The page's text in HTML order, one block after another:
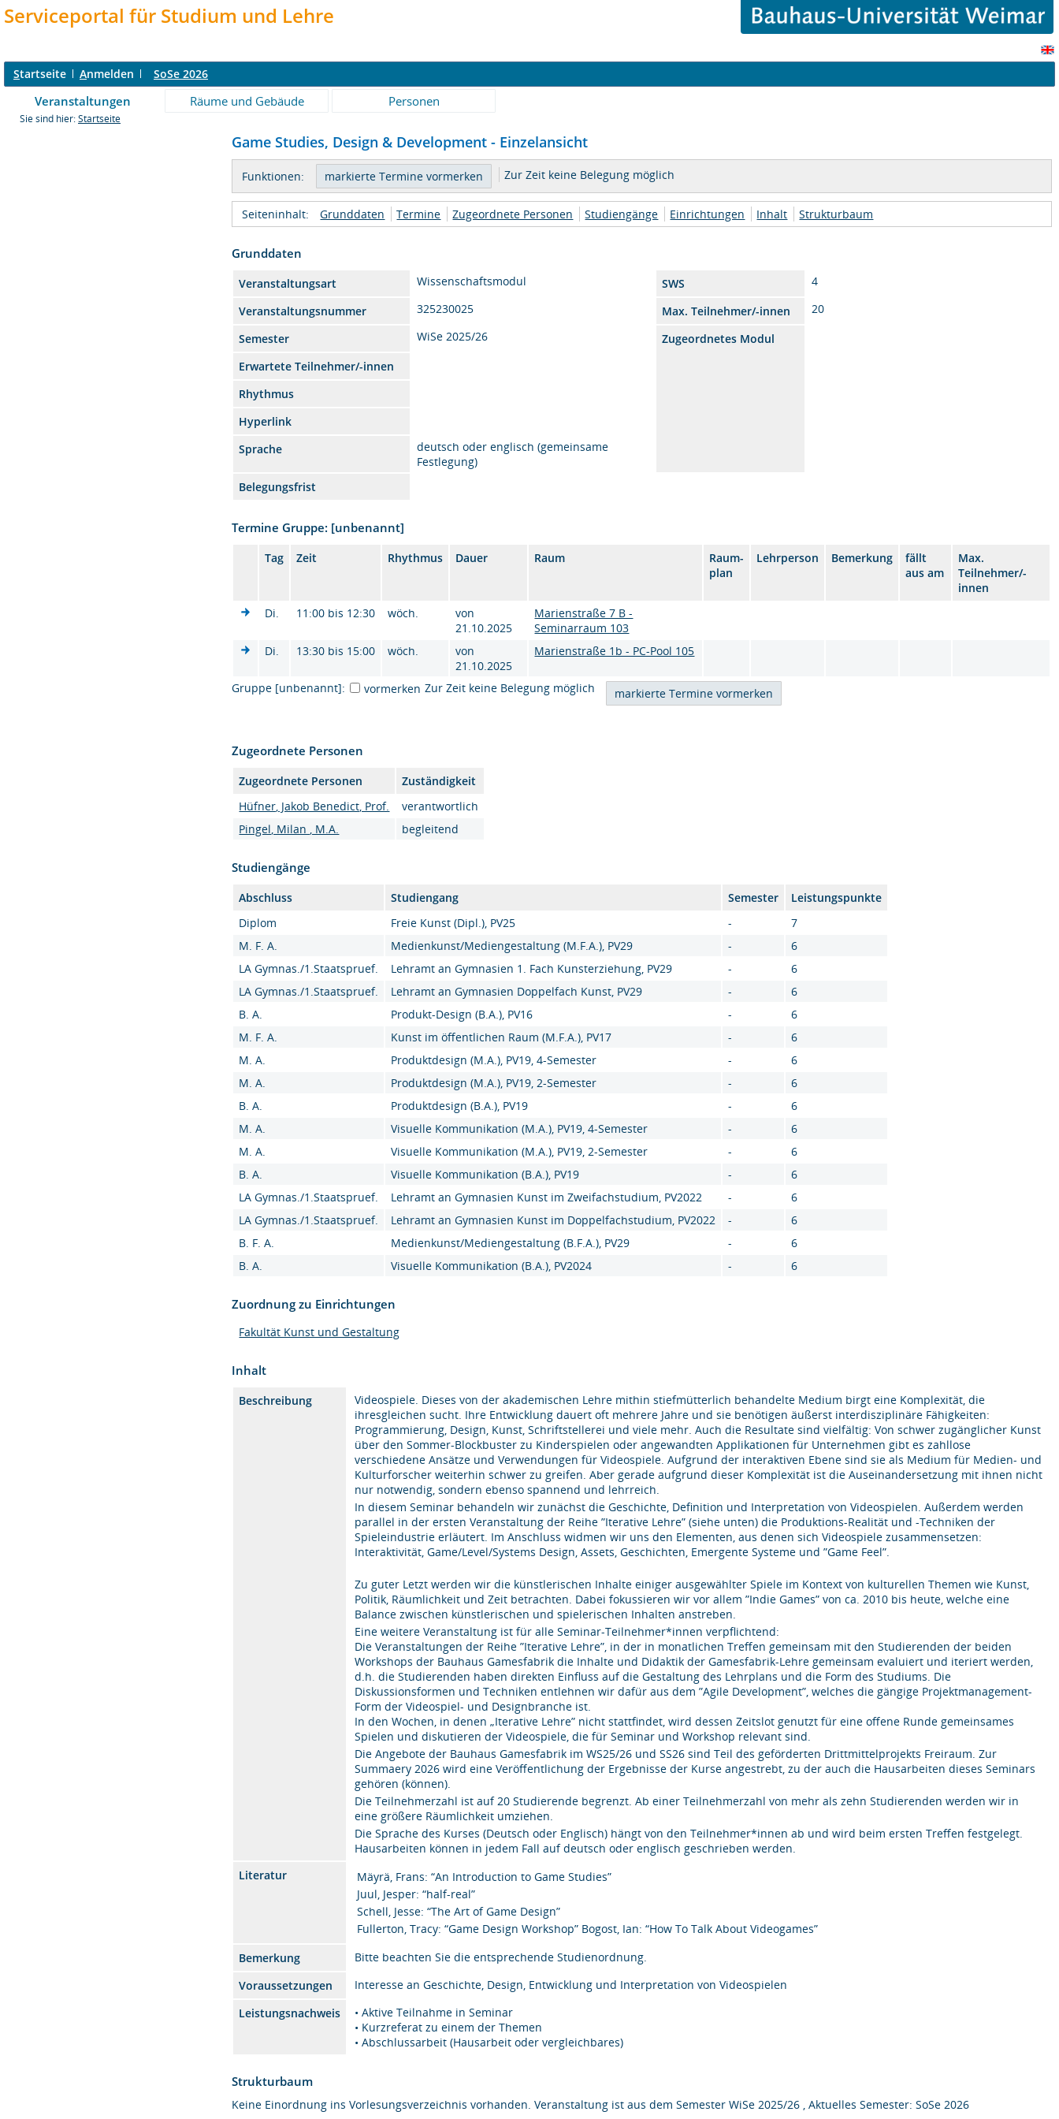
Serviceportal für Studium und Lehre
Startseite Anmelden SoSe 2026
Veranstaltungen Räume und Gebäude Personen
Sie sind hier: Startseite
Game Studies, Design & Development - Einzelansicht
Funktionen: Zur Zeit keine Belegung möglich
Seiteninhalt: Grunddaten Termine Zugeordnete Personen Studiengänge Einrichtungen Inhalt Strukturbaum
Grunddaten
Veranstaltungsart Wissenschaftsmodul SWS
4
Veranstaltungsnummer
325230025 Max. Teilnehmer/-innen
20
Semester
WiSe 2025/26
Zugeordnetes Modul
Erwartete Teilnehmer/-innen
Rhythmus
Hyperlink
Sprache
deutsch oder englisch (gemeinsame
Festlegung)
Belegungsfrist
Termine Gruppe: [unbenannt]
Tag Zeit Rhythmus Dauer Raum
Raum-
plan
Lehrperson Bemerkung
fällt
aus am
Max.
Teilnehmer/-
innen
Di.
11:00 bis 12:30 wöch.
von
21.10.2025
Marienstraße 7 B -
Seminarraum 103
Di.
13:30 bis 15:00 wöch.
von
21.10.2025
Marienstraße 1b - PC-Pool 105
Gruppe [unbenannt]: vormerken Zur Zeit keine Belegung möglich
Zugeordnete Personen
Zugeordnete Personen
Zuständigkeit
Hüfner, Jakob Benedict, Prof.
verantwortlich
Pingel, Milan , M.A.
begleitend
Studiengänge
Abschluss Studiengang Semester
Leistungspunkte
Diplom
Freie Kunst (Dipl.), PV25 -
7
M. F. A.
Medienkunst/Mediengestaltung (M.F.A.), PV29 -
6
LA Gymnas./1.Staatspruef.
Lehramt an Gymnasien 1. Fach Kunsterziehung, PV29 -
6
LA Gymnas./1.Staatspruef.
Lehramt an Gymnasien Doppelfach Kunst, PV29 -
6
B. A.
Produkt-Design (B.A.), PV16 -
6
M. F. A.
Kunst im öffentlichen Raum (M.F.A.), PV17 -
6
M. A.
Produktdesign (M.A.), PV19, 4-Semester -
6
M. A.
Produktdesign (M.A.), PV19, 2-Semester -
6
B. A.
Produktdesign (B.A.), PV19 -
6
M. A.
Visuelle Kommunikation (M.A.), PV19, 4-Semester -
6
M. A.
Visuelle Kommunikation (M.A.), PV19, 2-Semester -
6
B. A.
Visuelle Kommunikation (B.A.), PV19 -
6
LA Gymnas./1.Staatspruef.
Lehramt an Gymnasien Kunst im Zweifachstudium, PV2022 -
6
LA Gymnas./1.Staatspruef.
Lehramt an Gymnasien Kunst im Doppelfachstudium, PV2022 -
6
B. F. A.
Medienkunst/Mediengestaltung (B.F.A.), PV29 -
6
B. A.
Visuelle Kommunikation (B.A.), PV2024 - 6
Zuordnung zu Einrichtungen
Fakultät Kunst und Gestaltung
Inhalt
Beschreibung
Videospiele. Dieses von der akademischen Lehre mithin stiefmütterlich behandelte Medium birgt eine Komplexität, die
ihresgleichen sucht. Ihre Entwicklung dauert oft mehrere Jahre und sie benötigen äußerst interdisziplinäre Fähigkeiten:
Programmierung, Design, Kunst, Schriftstellerei und viele mehr. Auch die Resultate sind vielfältig: Von schwer zugänglicher Kunst
über den Sommer-Blockbuster zu Kinderspielen oder angewandten Applikationen für Unternehmen gibt es zahllose
verschiedene Ansätze und Verwendungen für Videospiele. Aufgrund der interaktiven Ebene sind sie als Medium für Medien- und
Kulturforscher weiterhin schwer zu greifen. Aber gerade aufgrund dieser Komplexität ist die Auseinandersetzung mit ihnen nicht
nur notwendig, sondern ebenso spannend und lehrreich.
In diesem Seminar behandeln wir zunächst die Geschichte, Definition und Interpretation von Videospielen. Außerdem werden
parallel in der ersten Veranstaltung der Reihe ”Iterative Lehre” (siehe unten) die Produktions-Realität und -Techniken der
Spieleindustrie erläutert. Im Anschluss widmen wir uns den Elementen, aus denen sich Videospiele zusammensetzen:
Interaktivität, Game/Level/Systems Design, Assets, Geschichten, Emergente Systeme und ”Game Feel”.
Zu guter Letzt werden wir die künstlerischen Inhalte einiger ausgewählter Spiele im Kontext von kulturellen Themen wie Kunst,
Politik, Räumlichkeit und Zeit betrachten. Dabei fokussieren wir vor allem ”Indie Games” von ca. 2010 bis heute, welche eine
Balance zwischen künstlerischen und spielerischen Inhalten anstreben.
Eine weitere Veranstaltung ist für alle Seminar-Teilnehmer*innen verpflichtend:
Die Veranstaltungen der Reihe ”Iterative Lehre”, in der in monatlichen Treffen gemeinsam mit den Studierenden der beiden
Workshops der Bauhaus Gamesfabrik die Inhalte und Didaktik der Gamesfabrik-Lehre gemeinsam evaluiert und iteriert werden,
d.h. die Studierenden haben direkten Einfluss auf die Gestaltung des Lehrplans und die Form des Studiums. Die
Diskussionsformen und Techniken entlehnen wir dafür aus dem ”Agile Development”, welches die gängige Projektmanagement-
Form der Videospiel- und Designbranche ist.
In den Wochen, in denen „Iterative Lehre” nicht stattfindet, wird dessen Zeitslot genutzt für eine offene Runde gemeinsames
Spielen und diskutieren der Videospiele, die für Seminar und Workshop relevant sind.
Die Angebote der Bauhaus Gamesfabrik im WS25/26 und SS26 sind Teil des geförderten Drittmittelprojekts Freiraum. Zur
Summaery 2026 wird eine Veröffentlichung der Ergebnisse der Kurse angestrebt, zu der auch die Hausarbeiten dieses Seminars
gehören (können).
Die Teilnehmerzahl ist auf 20 Studierende begrenzt. Ab einer Teilnehmerzahl von mehr als zehn Studierenden werden wir in
eine größere Räumlichkeit umziehen.
Die Sprache des Kurses (Deutsch oder Englisch) hängt von den Teilnehmer*innen ab und wird beim ersten Treffen festgelegt.
Hausarbeiten können in jedem Fall auf deutsch oder englisch geschrieben werden.
Literatur
Mäyrä, Frans: “An Introduction to Game Studies”
Juul, Jesper: “half-real”
Schell, Jesse: “The Art of Game Design”
Fullerton, Tracy: “Game Design Workshop” Bogost, Ian: “How To Talk About Videogames”
Bemerkung
Bitte beachten Sie die entsprechende Studienordnung.
Voraussetzungen
Interesse an Geschichte, Design, Entwicklung und Interpretation von Videospielen
Leistungsnachweis
• Aktive Teilnahme in Seminar
• Kurzreferat zu einem der Themen
• Abschlussarbeit (Hausarbeit oder vergleichbares)
Strukturbaum
Keine Einordnung ins Vorlesungsverzeichnis vorhanden. Veranstaltung ist aus dem Semester WiSe 2025/26 , Aktuelles Semester: SoSe 2026